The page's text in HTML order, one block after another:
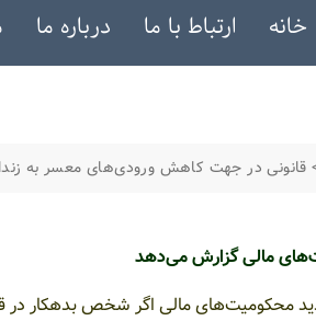
خانه ارتباط با ما درباره ما
قانونی در جهت کاهش ورودی‌های معسر به
مالی گزارش می‌دهد
7 قانون جدید محکومیت‌های مالی اگر شخص